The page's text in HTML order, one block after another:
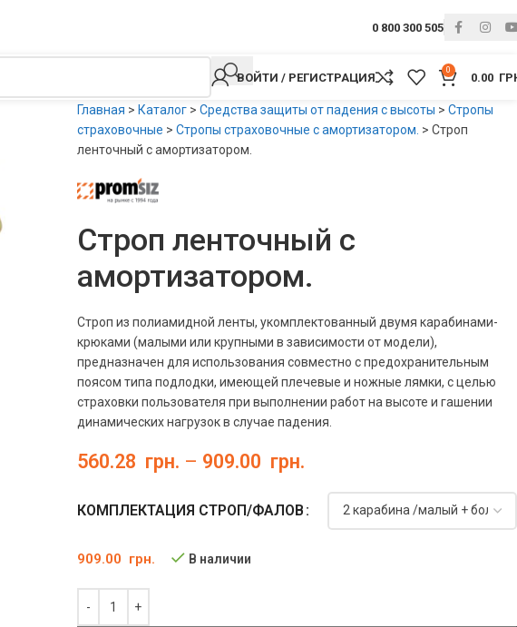
0 800 300 505
ВОЙТИ / РЕГИСТРАЦИЯ
0
0.00
Главная > Каталог> Средства защиты от падения с высоты > Стропы
страховочные > Стропы страховочные с амортизатором. > Строп
ленточный с амортизатором.
Строп ленточный с
амортизатором.
Строп из полиамидной ленты, укомплектованный двумя карабинами-
крюками (малыми или крупными в зависимости от модели),
предназначен для использования совместно с предохранительным
поясом типа подлодки, имеющей плечевые и ножные лямки, с целью
страховки пользователя при выполнении работ на высоте и гашении
динамических нагрузок в случае падения.
560.28 грн. – 909.00 грн.
КОМПЛЕКТАЦИЯ СТРОП/ФАЛОВ
909.00 грн. В наличии